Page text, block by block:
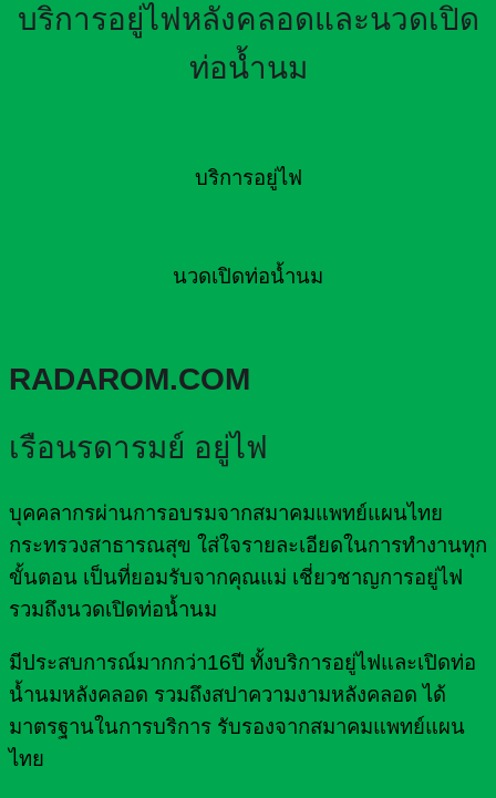
บริการอยู่ไฟหลังคลอดและนวดเปิด
ท่อน้ำนม
บริการอยู่ไฟ
นวดเปิดท่อน้ำนม
RADAROM.COM
เรือนรดารมย์ อยู่ไฟ
บุคคลากรผ่านการอบรมจากสมาคมแพทย์แผนไทย
กระทรวงสาธารณสุข ใส่ใจรายละเอียดในการทำงานทุก
ขั้นตอน เป็นที่ยอมรับจากคุณแม่ เชี่ยวชาญการอยู่ไฟ
รวมถึงนวดเปิดท่อน้ำนม
มีประสบการณ์มากกว่า16ปี ทั้งบริการอยู่ไฟและเปิดท่อ
น้ำนมหลังคลอด รวมถึงสปาความงามหลังคลอด ได้
มาตรฐานในการบริการ รับรองจากสมาคมแพทย์แผน
ไทย